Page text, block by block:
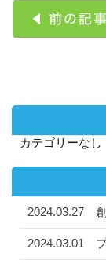
カテゴリーなし
2024.03.27
2024.03.01